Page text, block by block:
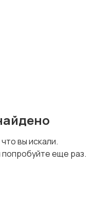
вы искали.
попробуйте еще раз.